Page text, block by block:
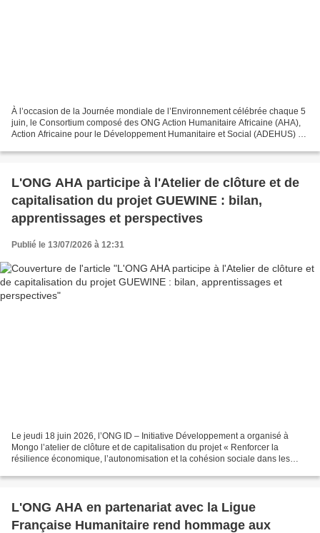
À l’occasion de la Journée mondiale de l’Environnement célébrée chaque 5
juin, le Consortium composé des ONG Action Humanitaire Africaine (AHA),
Action Africaine pour le Développement Humanitaire et Social (ADEHUS) et
L'ONG AHA participe à l'Atelier de clôture et de
capitalisation du projet GUEWINE : bilan,
apprentissages et perspectives
Publié le 13/07/2026 à 12:31
Le jeudi 18 juin 2026, l’ONG ID – Initiative Développement a organisé à
Mongo l’atelier de clôture et de capitalisation du projet « Renforcer la
résilience économique, l’autonomisation et la cohésion sociale dans les
L'ONG AHA en partenariat avec la Ligue
Française Humanitaire rend hommage aux